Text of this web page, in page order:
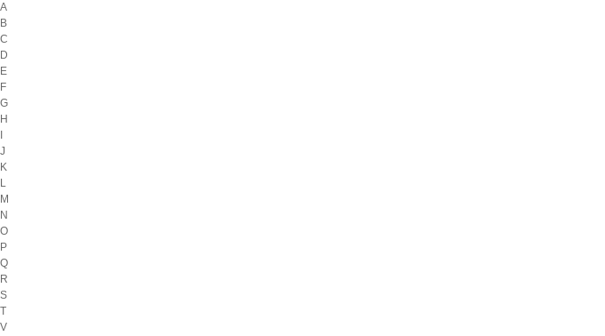
A
B
C
D
E
F
G
H
J
K
L
M
N
O
P
Q
R
S
T
V